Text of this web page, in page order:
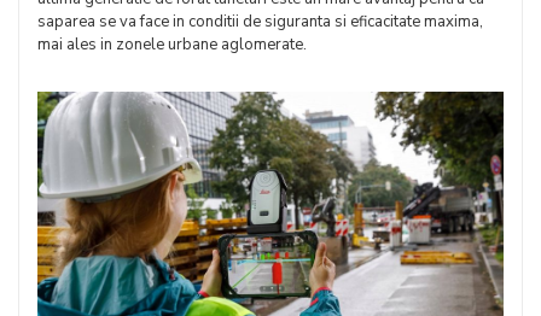
saparea se va face in conditii de siguranta si eficacitate maxima,
mai ales in zonele urbane aglomerate.